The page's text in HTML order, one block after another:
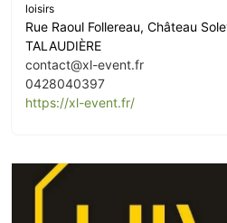
loisirs
Rue Raoul Follereau, Château
TALAUDIÈRE
contact@xl-event.fr
0428040397
https://xl-event.fr/